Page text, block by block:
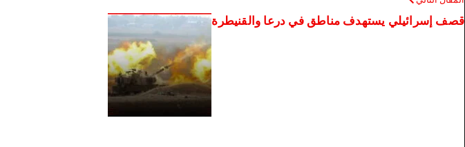
قصف إسرائيلي يستهدف مناطق في درعا والقنيطرة